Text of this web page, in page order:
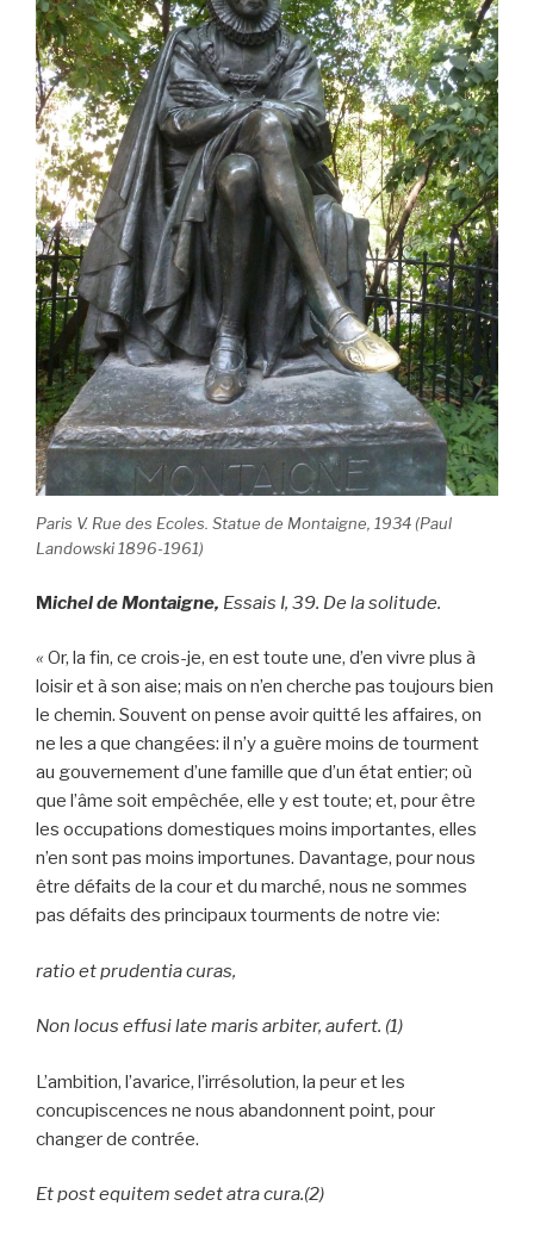
Paris V. Rue des Ecoles. Statue de Montaigne, 1934 (Paul
Landowski 1896-1961)
Michel de Montaigne, Essais I, 39. De la solitude.
« Or, la fin, ce crois-je, en est toute une, d’en vivre plus à
loisir et à son aise; mais on n’en cherche pas toujours bien
le chemin. Souvent on pense avoir quitté les affaires, on
ne les a que changées: il n’y a guère moins de tourment
au gouvernement d’une famille que d’un état entier; où
que l’âme soit empêchée, elle y est toute; et, pour être
les occupations domestiques moins importantes, elles
n’en sont pas moins importunes. Davantage, pour nous
être défaits de la cour et du marché, nous ne sommes
pas défaits des principaux tourments de notre vie:
ratio et prudentia curas,
Non locus effusi late maris arbiter, aufert. (1)
L’ambition, l’avarice, l’irrésolution, la peur et les
concupiscences ne nous abandonnent point, pour
changer de contrée.
Et post equitem sedet atra cura.(2)